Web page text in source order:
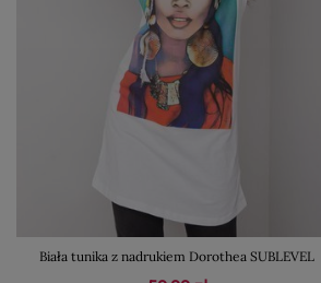
Biała tunika z nadrukiem Dorothea SUBLEVEL